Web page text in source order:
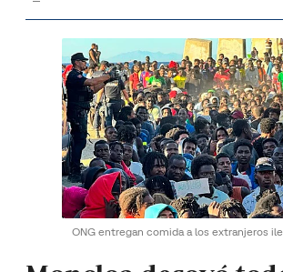
ONG entregan comida a los extranjeros